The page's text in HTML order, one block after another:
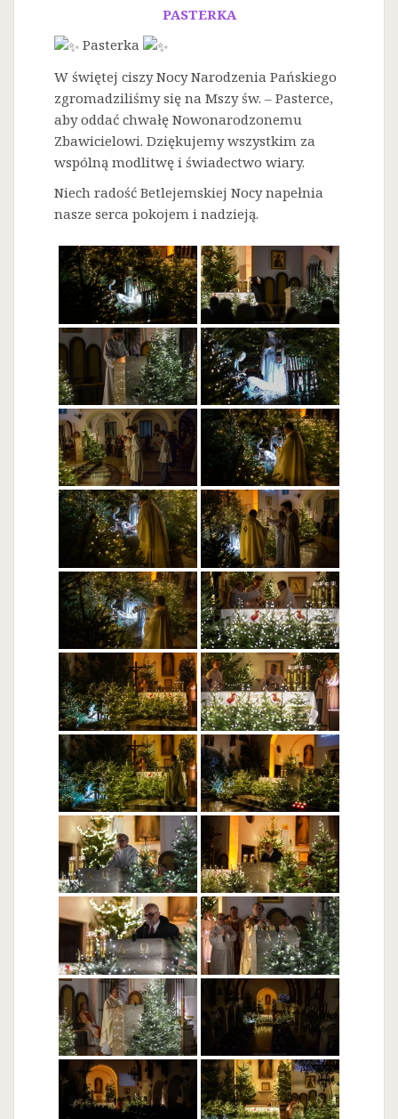
PASTERKA
Pasterka
W świętej ciszy Nocy Narodzenia Pańskiego
zgromadziliśmy się na Mszy św. – Pasterce,
aby oddać chwałę Nowonarodzonemu
Zbawicielowi. Dziękujemy wszystkim za
wspólną modlitwę i świadectwo wiary.
Niech radość Betlejemskiej Nocy napełnia
nasze serca pokojem i nadzieją.